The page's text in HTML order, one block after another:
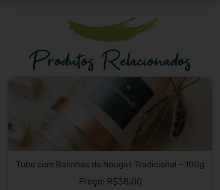
Produtos Relacionados
Tubo com Balinhas de Nougat Tradicional – 100g
R$38,00